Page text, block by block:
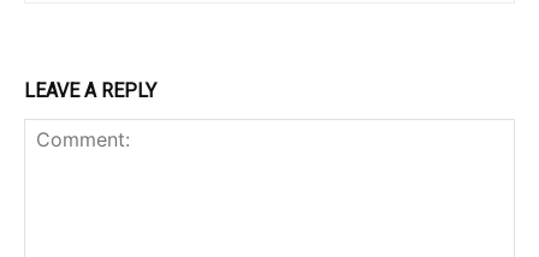
LEAVE A REPLY